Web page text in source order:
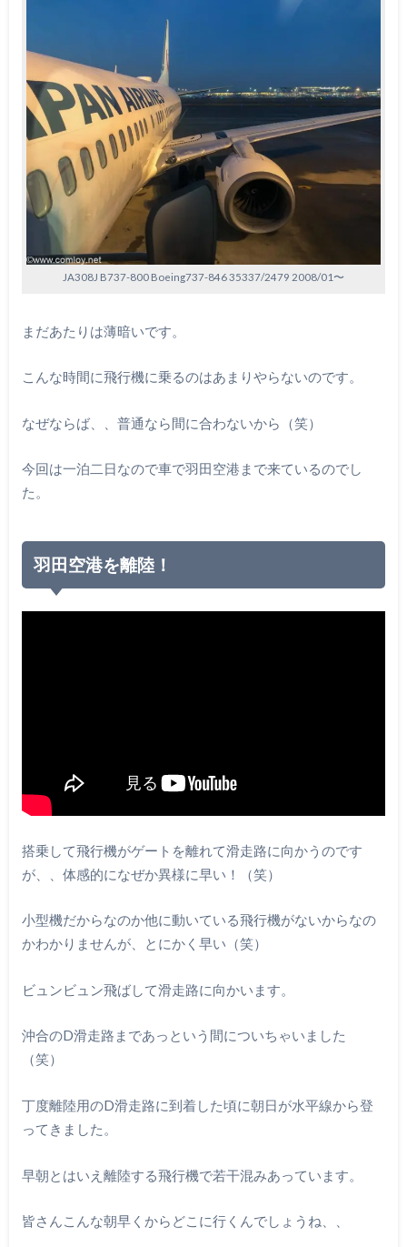
JA308J B737-800 Boeing737-846 35337/2479 2008/01〜
まだあたりは薄暗いです。
こんな時間に飛行機に乗るのはあまりやらないのです。
なぜならば、、普通なら間に合わないから（笑）
今回は一泊二日なので車で羽田空港まで来ているのでし
た。
羽田空港を離陸！
搭乗して飛行機がゲートを離れて滑走路に向かうのです
が、、体感的になぜか異様に早い！（笑）
小型機だからなのか他に動いている飛行機がないからなの
かわかりませんが、とにかく早い（笑）
ビュンビュン飛ばして滑走路に向かいます。
沖合のD滑走路まであっという間についちゃいました
（笑）
丁度離陸用のD滑走路に到着した頃に朝日が水平線から登
ってきました。
早朝とはいえ離陸する飛行機で若干混みあっています。
皆さんこんな朝早くからどこに行くんでしょうね、、